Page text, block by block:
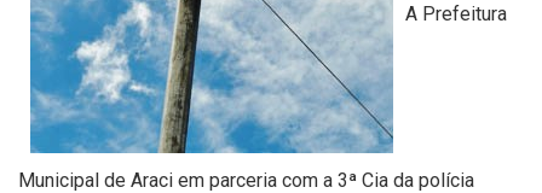
A Prefeitura
Municipal de Araci em parceria com a 3ª Cia da polícia